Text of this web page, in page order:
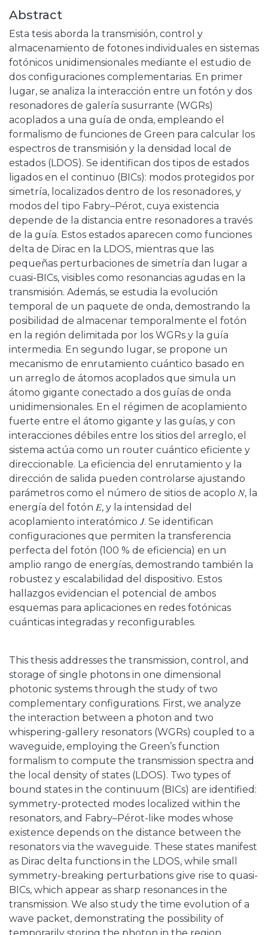
Abstract
Esta tesis aborda la transmisión, control y
almacenamiento de fotones individuales en sistemas
fotónicos unidimensionales mediante el estudio de
dos configuraciones complementarias. En primer
lugar, se analiza la interacción entre un fotón y dos
resonadores de galería susurrante (WGRs)
acoplados a una guía de onda, empleando el
formalismo de funciones de Green para calcular los
espectros de transmisión y la densidad local de
estados (LDOS). Se identifican dos tipos de estados
ligados en el continuo (BICs): modos protegidos por
simetría, localizados dentro de los resonadores, y
modos del tipo Fabry–Pérot, cuya existencia
depende de la distancia entre resonadores a través
de la guía. Estos estados aparecen como funciones
delta de Dirac en la LDOS, mientras que las
pequeñas perturbaciones de simetría dan lugar a
cuasi-BICs, visibles como resonancias agudas en la
transmisión. Además, se estudia la evolución
temporal de un paquete de onda, demostrando la
posibilidad de almacenar temporalmente el fotón
en la región delimitada por los WGRs y la guía
intermedia. En segundo lugar, se propone un
mecanismo de enrutamiento cuántico basado en
un arreglo de átomos acoplados que simula un
átomo gigante conectado a dos guías de onda
unidimensionales. En el régimen de acoplamiento
fuerte entre el átomo gigante y las guías, y con
interacciones débiles entre los sitios del arreglo, el
sistema actúa como un router cuántico eficiente y
direccionable. La eficiencia del enrutamiento y la
dirección de salida pueden controlarse ajustando
parámetros como el número de sitios de acoplo 𝑁, la
energía del fotón 𝐸, y la intensidad del
acoplamiento interatómico 𝐽. Se identifican
configuraciones que permiten la transferencia
perfecta del fotón (100 % de eficiencia) en un
amplio rango de energías, demostrando también la
robustez y escalabilidad del dispositivo. Estos
hallazgos evidencian el potencial de ambos
esquemas para aplicaciones en redes fotónicas
cuánticas integradas y reconfigurables.
This thesis addresses the transmission, control, and
storage of single photons in one dimensional
photonic systems through the study of two
complementary configurations. First, we analyze
the interaction between a photon and two
whispering-gallery resonators (WGRs) coupled to a
waveguide, employing the Green’s function
formalism to compute the transmission spectra and
the local density of states (LDOS). Two types of
bound states in the continuum (BICs) are identified:
symmetry-protected modes localized within the
resonators, and Fabry–Pérot-like modes whose
existence depends on the distance between the
resonators via the waveguide. These states manifest
as Dirac delta functions in the LDOS, while small
symmetry-breaking perturbations give rise to quasi-
BICs, which appear as sharp resonances in the
transmission. We also study the time evolution of a
wave packet, demonstrating the possibility of